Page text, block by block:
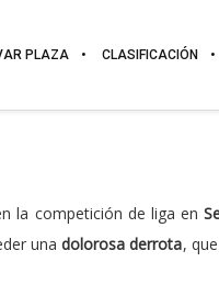
PLAZA CLASIFICACIÓN
la competición de liga en
unadolorosa derrota, que